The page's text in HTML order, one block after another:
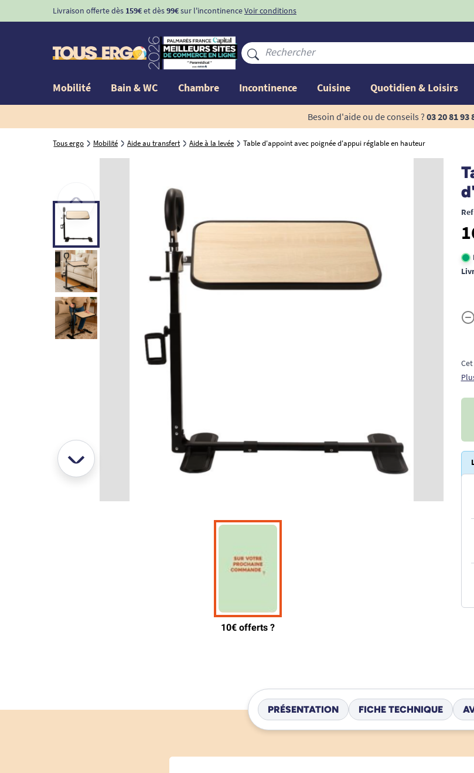
Livraison offerte dès 159€et dès99€sur l'incontinenceVoir conditions
Mobilité Bain & WC Chambre Incontinence Cuisine Quotidien & Loisirs
Besoin d'aide ou de conseils ? 03 20 81 93
Tous ergo Mobilité Aide au transfert Aide à la levée Table d'appoint avec poignée d'appui réglable en hauteur
-
PRÉSENTATION FICHE TECHNIQUE